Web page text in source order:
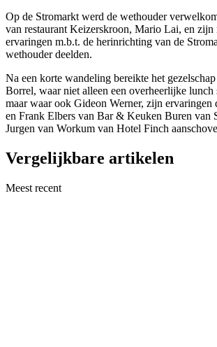
Op de Stromarkt werd de wethouder
van restaurant Keizerskroon, Mario Lai, en zijn
ervaringen m.b.t. de herinrichting van de
wethouder deelden.
Na een korte wandeling bereikte het
Borrel, waar niet alleen een overheerlijke lunch
maar waar ook Gideon Werner, zijn ervaringen
en Frank Elbers van Bar & Keuken Buren van
Jurgen van Workum van Hotel Finch
Vergelijkbare artikelen
Meest recent